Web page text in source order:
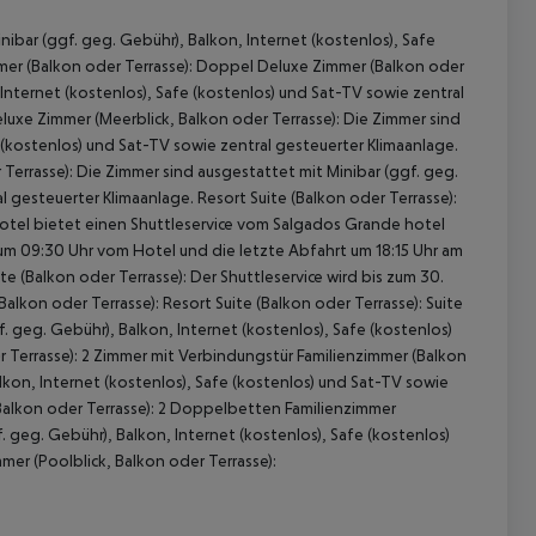
(ggf. geg. Gebühr), Balkon, Internet (kostenlos), Safe
(Balkon oder Terrasse): Doppel Deluxe Zimmer (Balkon oder
(kostenlos), Safe (kostenlos) und Sat-TV sowie zentral
Zimmer (Meerblick, Balkon oder Terrasse): Die Zimmer sind
und Sat-TV sowie zentral gesteuerter Klimaanlage.
Die Zimmer sind ausgestattet mit Minibar (ggf. geg.
Klimaanlage. Resort Suite (Balkon oder Terrasse):
bietet einen Shuttleservice vom Salgados Grande hotel
09:30 Uhr vom Hotel und die letzte Abfahrt um 18:15 Uhr am
(Balkon oder Terrasse): Der Shuttleservice wird bis zum 30.
oder Terrasse): Resort Suite (Balkon oder Terrasse): Suite
geg. Gebühr), Balkon, Internet (kostenlos), Safe (kostenlos)
2 Zimmer mit Verbindungstür Familienzimmer (Balkon
Internet (kostenlos), Safe (kostenlos) und Sat-TV sowie
oder Terrasse): 2 Doppelbetten Familienzimmer
Gebühr), Balkon, Internet (kostenlos), Safe (kostenlos)
(Poolblick, Balkon oder Terrasse):